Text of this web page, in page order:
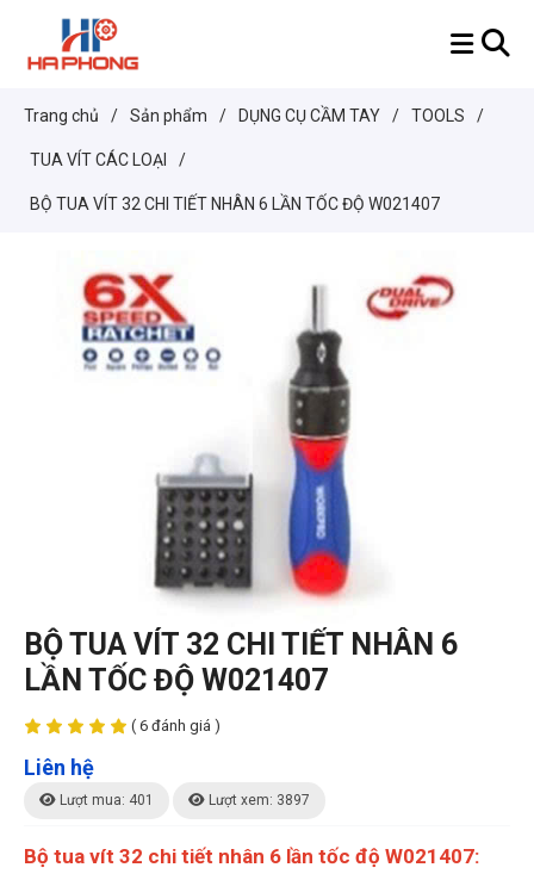
Trang chủ / Sản phẩm / DỤNG CỤ CẦM TAY / TOOLS /
TUA VÍT CÁC LOẠI /
BỘ TUA VÍT 32 CHI TIẾT NHÂN 6 LẦN TỐC ĐỘ W021407
BỘ TUA VÍT 32 CHI TIẾT NHÂN 6
LẦN TỐC ĐỘ W021407
( 6 đánh giá )
Liên hệ
Lượt mua: 401 Lượt xem: 3897
Bộ tua vít 32 chi tiết nhân 6 lần tốc độ W021407: